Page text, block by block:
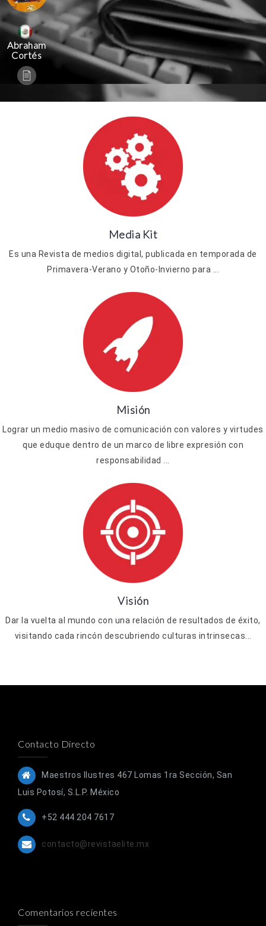
Abraham
Cortés
Media Kit
Es una Revista de medios digital, publicada en temporada de
Primavera-Verano y Otoño-Invierno para ...
Misión
Lograr un medio masivo de comunicación con valores y virtudes
que eduque dentro de un marco de libre expresión con
responsabilidad ...
Visión
Dar la vuelta al mundo con una relación de resultados de éxito,
visitando cada rincón descubriendo culturas intrinsecas...
Contacto Directo
Maestros Ilustres 467 Lomas 1ra Sección, San
Luis Potosí, S.L.P. México
+52 444 204 7617
contacto@revistaelite.mx
Comentarios recientes